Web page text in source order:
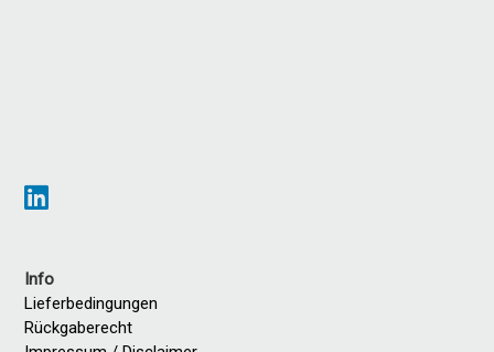
Info
Lieferbedingungen
Rückgaberecht